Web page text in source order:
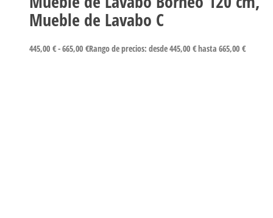
Mueble de Lavabo C
445,00 €-665,00 €Rango de precios: desde 445,00 € hasta 665,00 €